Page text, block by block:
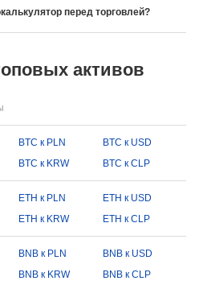
перед торговлей?
активов
BTC к PLN
BTC к USD
BTC к KRW BTC к CLP
ETH к PLN
ETH к USD
ETH к KRW ETH к CLP
BNB к PLN
BNB к USD
BNB к KRW BNB к CLP